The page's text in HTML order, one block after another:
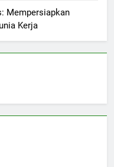
Mempersiapkan
Kerja